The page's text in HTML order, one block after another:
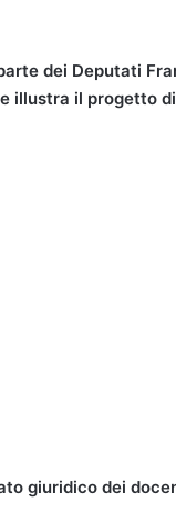
dei Deputati
illustra il progetto
giuridico dei